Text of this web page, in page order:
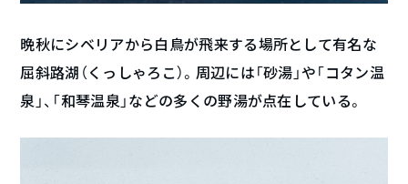
晩秋にシベリアから白鳥が飛来する場所として有名な
屈斜路湖（くっしゃろこ）。周辺には「砂湯」や「コタン温
泉」、「和琴温泉」などの多くの野湯が点在している。